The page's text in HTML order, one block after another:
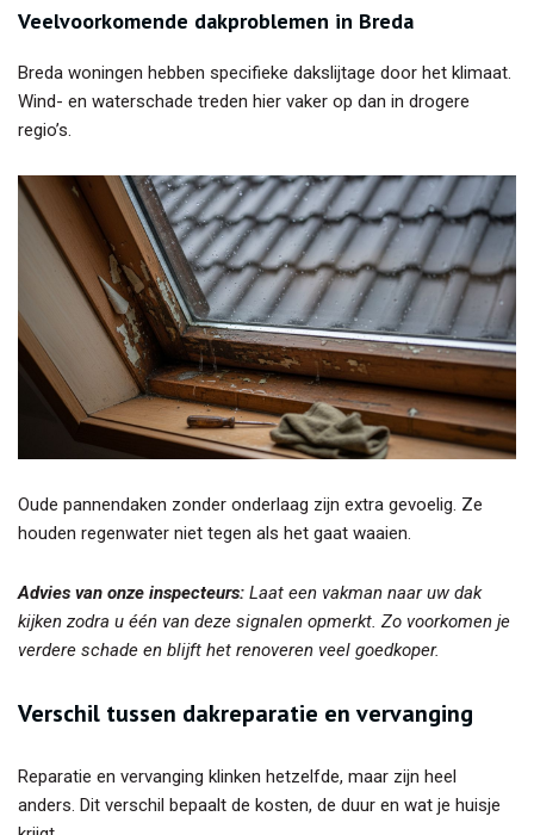
Veelvoorkomende dakproblemen in Breda
Breda woningen hebben specifieke dakslijtage door het klimaat.
Wind- en waterschade treden hier vaker op dan in drogere
regio’s.
Oude pannendaken zonder onderlaag zijn extra gevoelig. Ze
houden regenwater niet tegen als het gaat waaien.
Advies van onze inspecteurs: Laat een vakman naar uw dak
kijken zodra u één van deze signalen opmerkt. Zo voorkomen je
verdere schade en blijft het renoveren veel goedkoper.
Verschil tussen dakreparatie en vervanging
Reparatie en vervanging klinken hetzelfde, maar zijn heel
anders. Dit verschil bepaalt de kosten, de duur en wat je huisje